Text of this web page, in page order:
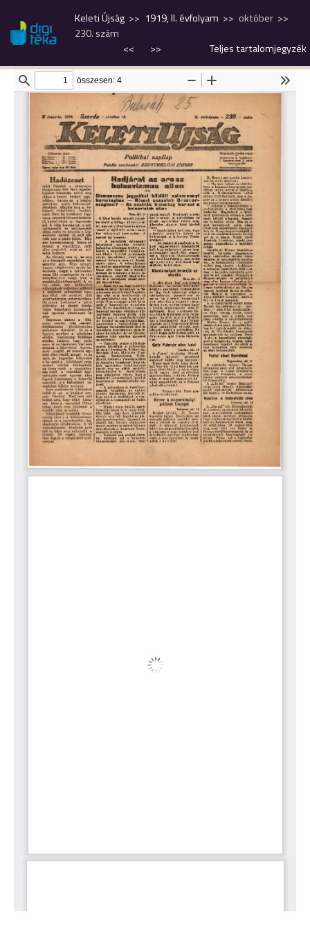
Keleti Újság 1919, II. évfolyam
október
230. szám
<<
>> Teljes tartalomjegyzék